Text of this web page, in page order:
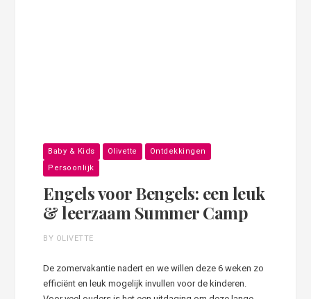
Baby & Kids Olivette
Ontdekkingen
Persoonlijk
Engels voor Bengels: een leuk
& leerzaam Summer Camp
BY OLIVETTE
De zomervakantie nadert en we willen deze 6 weken zo
efficiënt en leuk mogelijk invullen voor de kinderen.